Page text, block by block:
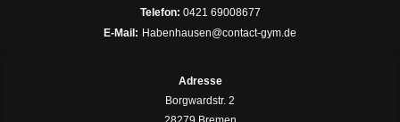
Telefon: 0421 69008677
E-Mail: Habenhausen@contact-gym.de
Adresse
Borgwardstr. 2